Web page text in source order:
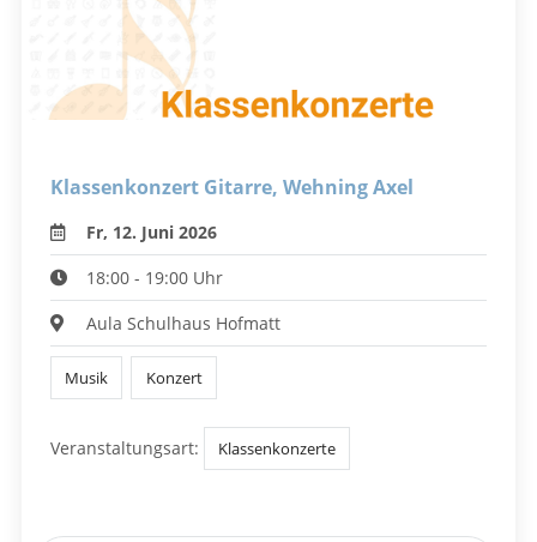
Klassenkonzert Gitarre, Wehning Axel
Fr, 12. Juni 2026
18:00 - 19:00 Uhr
Aula Schulhaus Hofmatt
Musik Konzert
Veranstaltungsart: Klassenkonzerte